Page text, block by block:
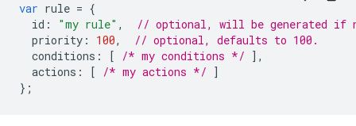
var rule = {
id : "my rule" ,
// optional, will be generated if
priority : 100,
// optional, defaults to 100.
conditions : [ /* my conditions */ ],
actions : [ /* my actions */ ]
};